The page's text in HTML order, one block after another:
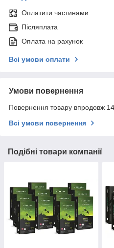
Оплатити частинами
Післяплата
Оплата на рахунок
Всі умови оплати
Умови повернення
Повернення товару впродовж
Всі умови повернення
Подібні товари компанії